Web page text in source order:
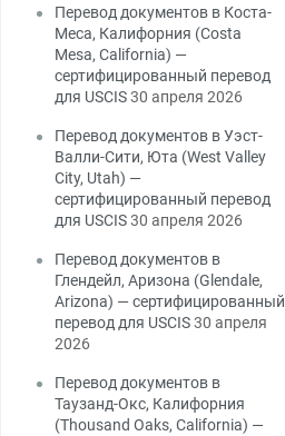
Перевод документов в Коста-
Меса, Калифорния (Costa
Mesa, California) —
сертифицированный перевод
для USCIS30 апреля 2026
Перевод документов в Уэст-
Валли-Сити, Юта (West Valley
City, Utah) —
сертифицированный перевод
для USCIS30 апреля 2026
Перевод документов в
Глендейл, Аризона (Glendale,
Arizona) — сертифицированный
перевод для USCIS30 апреля
2026
Перевод документов в
Таузанд-Окс, Калифорния
(Thousand Oaks, California) —